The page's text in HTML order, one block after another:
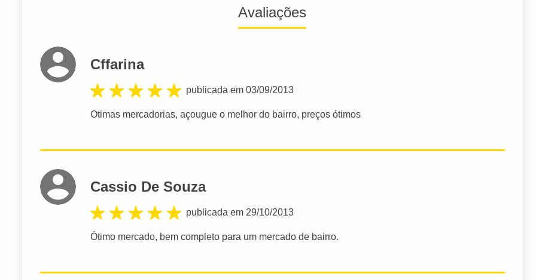
Avaliações
Cffarina
publicada em 03/09/2013
Otimas mercadorias, açougue o melhor do bairro, preços ótimos
Cassio De Souza
publicada em 29/10/2013
Ótimo mercado, bem completo para um mercado de bairro.